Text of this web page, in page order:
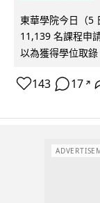
東華學院今日（5
11,139 名課程申
以為獲得學位取
143 17 ↗